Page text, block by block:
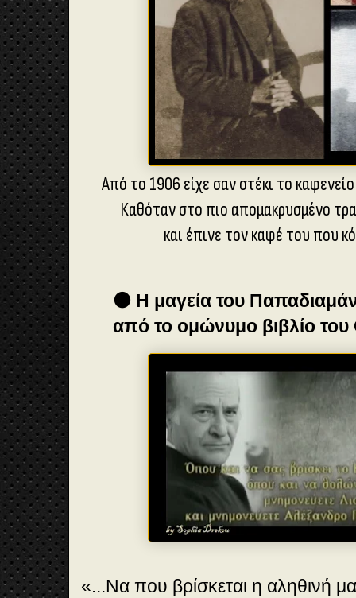
Από το 1906 είχε σαν στέκι το
Καθόταν στο πιο απομακρυσμένο
και έπινε τον καφέ του που
🟤 Η μαγεία του
από το ομώνυμο βιβλίο
«...Να που βρίσκεται η αληθινή